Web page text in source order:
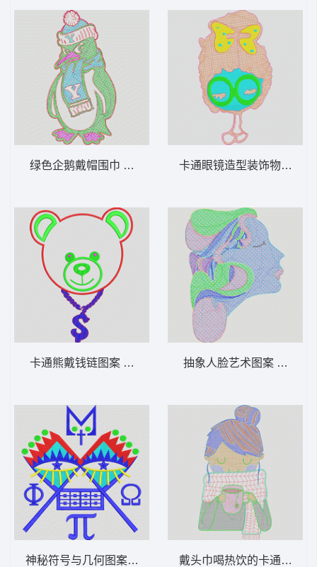
绿色企鹅戴帽围巾 麻将绣企鹅
卡通熊戴钱链图案 小熊
神秘符号与几何图案组合 抽象的数学符号
卡通眼镜造型装饰物 毛巾
抽象人脸艺术图案 毛巾绣
戴头巾喝热饮的卡通人物